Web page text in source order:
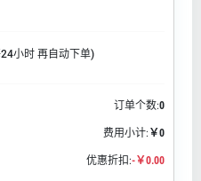
小时 再自动下单)
订单个数:0
费用小计: ￥0
优惠折扣:-￥0.00